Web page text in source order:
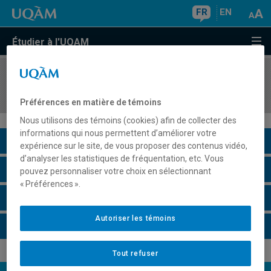
FR EN
Étudier à l'UQAM
COURS//
Description du cours
Horaire - Été 2026
Préférences en matière de témoins
Nous utilisons des témoins (cookies) afin de collecter des
informations qui nous permettent d’améliorer votre
expérience sur le site, de vous proposer des contenus vidéo,
d’analyser les statistiques de fréquentation, etc. Vous
pouvez personnaliser votre choix en sélectionnant
« Préférences ».
Tout refuser
Autoriser les témoins